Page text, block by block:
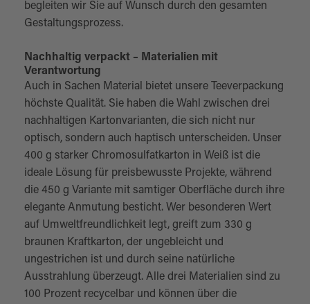
begleiten wir Sie auf Wunsch durch den gesamten
Gestaltungsprozess.
Nachhaltig verpackt – Materialien mit
Verantwortung
Auch in Sachen Material bietet unsere Teeverpackung
höchste Qualität. Sie haben die Wahl zwischen drei
nachhaltigen Kartonvarianten, die sich nicht nur
optisch, sondern auch haptisch unterscheiden. Unser
400 g starker Chromosulfatkarton in Weiß ist die
ideale Lösung für preisbewusste Projekte, während
die 450 g Variante mit samtiger Oberfläche durch ihre
elegante Anmutung besticht. Wer besonderen Wert
auf Umweltfreundlichkeit legt, greift zum 330 g
braunen Kraftkarton, der ungebleicht und
ungestrichen ist und durch seine natürliche
Ausstrahlung überzeugt. Alle drei Materialien sind zu
100 Prozent recycelbar und können über die